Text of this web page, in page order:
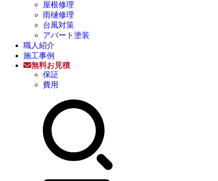
屋根修理
雨樋修理
台風対策
アパート塗装
職人紹介
施工事例
無料お見積
保証
費用